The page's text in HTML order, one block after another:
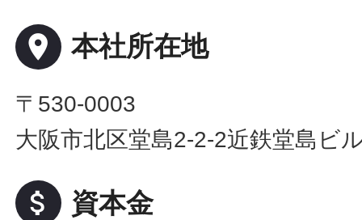
place 本社所在地
〒530-0003
大阪市北区堂島2-2-2近鉄堂島ビ
attach_money 資本金